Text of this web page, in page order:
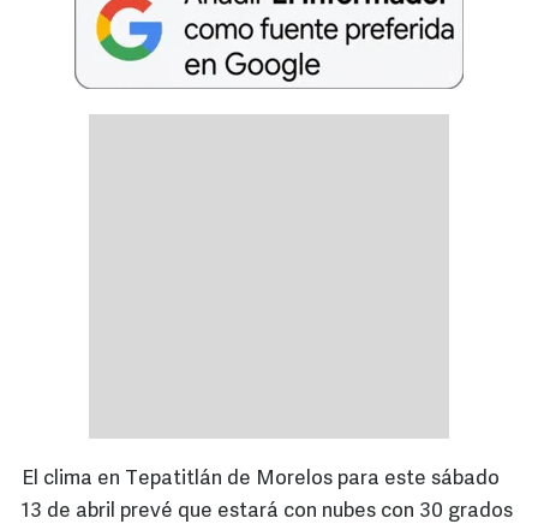
El clima en Tepatitlán de Morelos para este sábado
13 de abril prevé que estará con nubes con 30 grados